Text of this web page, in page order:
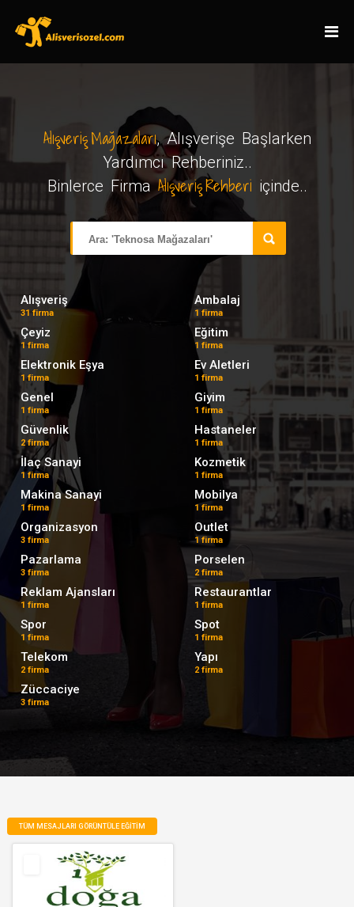
Alışveriş Mağazaları, Alışverişe Başlarken
Yardımcı Rehberiniz..
Binlerce FirmaAlışveriş Rehberi içinde..
Alışveriş
31 firma
Ambalaj
1 firma
Çeyiz
1 firma
Eğitim
1 firma
Elektronik Eşya
1 firma
Ev Aletleri
1 firma
Genel
1 firma
Giyim
1 firma
Güvenlik
2 firma
Hastaneler
1 firma
İlaç Sanayi
1 firma
Kozmetik
1 firma
Makina Sanayi
1 firma
Mobilya
1 firma
Organizasyon
3 firma
Outlet
1 firma
Pazarlama
3 firma
Porselen
2 firma
Reklam Ajansları
1 firma
Restaurantlar
1 firma
Spor
1 firma
Spot
1 firma
Telekom
2 firma
Yapı
2 firma
Züccaciye
3 firma
TÜM MESAJLARI GÖRÜNTÜLE EĞITIM